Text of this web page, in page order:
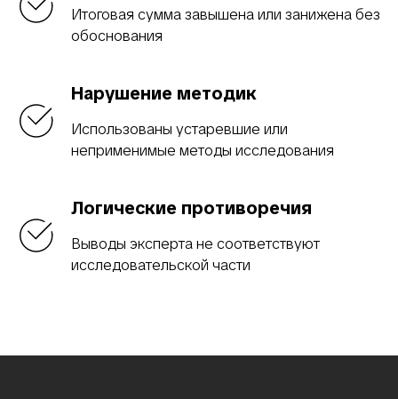
Итоговая сумма завышена или занижена без
обоснования
Нарушение методик
Использованы устаревшие или
неприменимые методы исследования
Логические противоречия
Выводы эксперта не соответствуют
исследовательской части